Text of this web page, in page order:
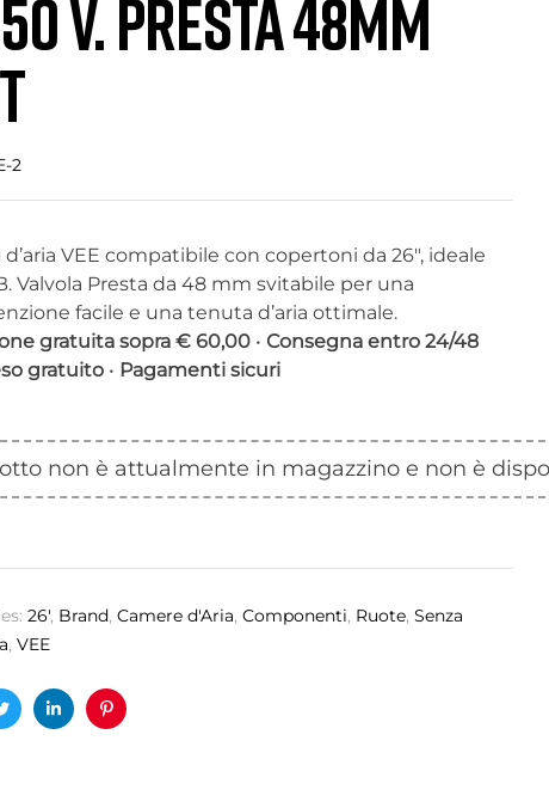
V. PRESTA 48MM
2
d’aria VEE compatibile con copertoni da 26″, ideale
Valvola Presta da 48 mm svitabile per una
facile e una tenuta d’aria ottimale.
gratuita sopra € 60,00 • Consegna entro 24/48
gratuito • Pagamenti sicuri
non è attualmente in magazzino e non è
26', Brand, Camere d'Aria, Componenti, Ruote, Senza
, VEE
TwitterLinkedinPinterest